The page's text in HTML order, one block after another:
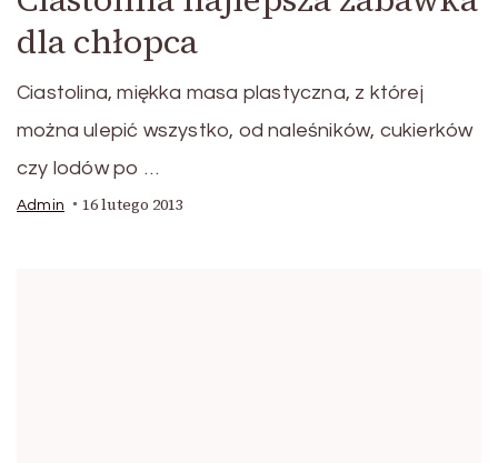
dla chłopca
Ciastolina, miękka masa plastyczna, z której
można ulepić wszystko, od naleśników, cukierków
czy lodów po …
Admin 16 lutego 2013